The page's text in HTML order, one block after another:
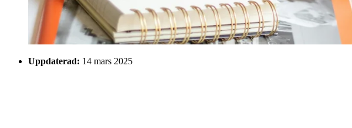
Uppdaterad: 14 mars 2025